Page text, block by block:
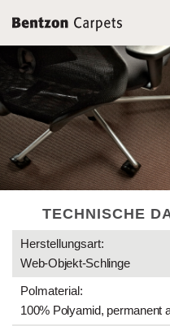
TECHNISCHE
Herstellungsart:
Web-Objekt-Schlinge
Polmaterial:
100% Polyamid, permanent